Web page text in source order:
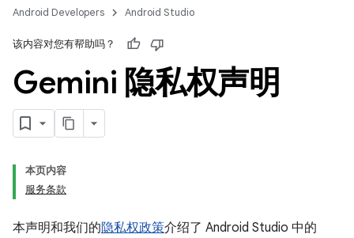
Android Developers Android Studio
该内容对您有帮助吗？
Gemini 隐私权声明
本页内容
服务条款
本声明和我们的隐私权政策介绍了 Android Studio 中的